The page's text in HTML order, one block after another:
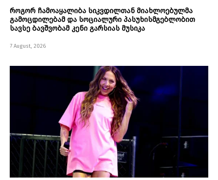
როგორ ჩამოაყალიბა სიკვდილთან მიახლოებულმა
გამოცდილებამ და სოციალური პასუხისმგებლობით
სავსე ბავშვობამ კენი გარსიას მუსიკა
7 August, 2026